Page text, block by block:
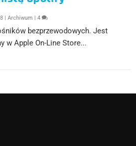
|Archiwum |4
bezprzewodowych. Jest
w Apple On-Line Store...